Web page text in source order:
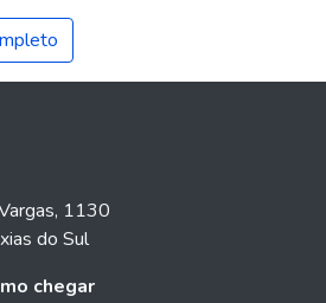
1130
do Sul
chegar